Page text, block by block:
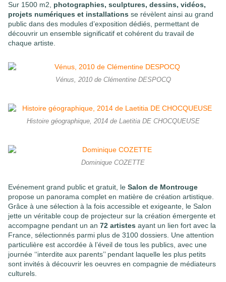
Sur 1500 m2,
photographies, sculptures, dessins, vidéos,
projets numériques et installations se révèlent ainsi au grand
public dans des modules d’exposition dédiés, permettant de
découvrir un ensemble significatif et cohérent du travail de
chaque artiste.
Vénus, 2010 de Clémentine DESPOCQ
Histoire géographique, 2014 de Laetitia DE CHOCQUEUSE
Dominique COZETTE
Evénement grand public et gratuit, le Salon de Montrouge
propose un panorama complet en matière de création artistique.
Grâce à une sélection à la fois accessible et exigeante, le Salon
jette un véritable coup de projecteur sur la création émergente et
accompagne pendant un an 72 artistes ayant un lien fort avec la
France, sélectionnés parmi plus de 3100 dossiers. Une attention
particulière est accordée à l’éveil de tous les publics, avec une
journée ‘‘interdite aux parents’’ pendant laquelle les plus petits
sont invités à découvrir les oeuvres en compagnie de médiateurs
culturels.